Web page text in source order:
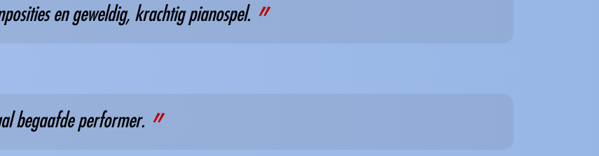
en geweldig, krachtig pianospel.
begaafde performer.